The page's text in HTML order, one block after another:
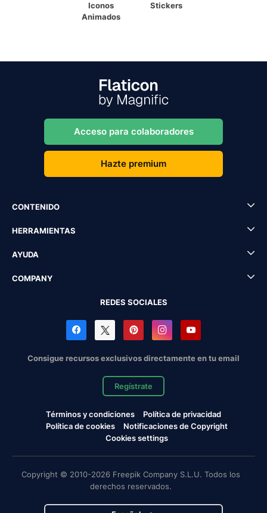
Iconos
Animados
Stickers
Acceso para colaboradores
Hazte premium
CONTENIDO
HERRAMIENTAS
AYUDA
COMPANY
REDES SOCIALES
Consigue recursos exclusivos directamente en tu email
Regístrate
Términos y condiciones
Política de privacidad
Política de cookies
Notificaciones de Copyright
Cookies settings
Copyright © 2010-2026 Freepik Company S.L.U. Todos los
derechos reservados.